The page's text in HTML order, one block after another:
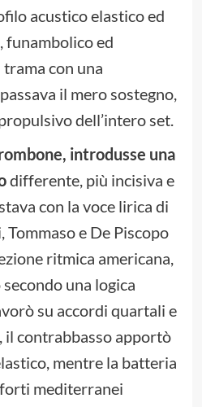
acustico elastico ed
funambolico ed
con una
il mero sostegno,
dell’intero set.
introdusse una
differente, più incisiva e
con la voce lirica di
e De Piscopo
ritmica americana,
una logica
su accordi quartali e
il contrabbasso apportò
mentre la batteria
mediterranei